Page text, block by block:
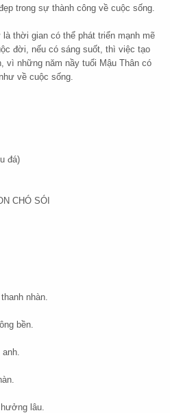
trong sự thành công về cuộc sống.
thời gian có thể phát triển mạnh mẽ
đời, nếu có sáng suốt, thì việc tạo
vì những năm nầy tuổi Mậu Thân có
về cuộc sống.
đá)
CHÓ SÓI
nhàn.
bền.
lâu.